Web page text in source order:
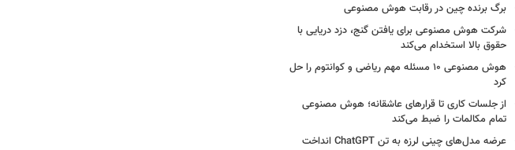
برگ برنده چین در رقابت هوش مصنوعی
شرکت هوش مصنوعی برای یافتن گنج، دزد دریایی با
حقوق بالا استخدام می‌کند
هوش مصنوعی ۱۰ مسئله مهم ریاضی و کوانتوم را حل
کرد
از جلسات کاری تا قرارهای عاشقانه؛ هوش مصنوعی
تمام مکالمات را ضبط می‌کند
عرضه مدل‌های چینی لرزه به تن ChatGPT انداخت